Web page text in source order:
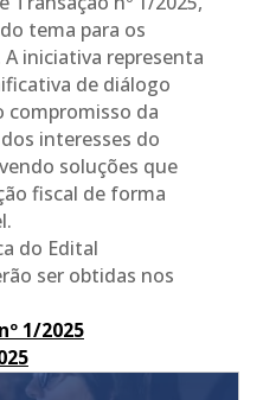
tema para os
iniciativa representa
de diálogo
da
interesses do
soluções que
fiscal de forma
do Edital
ser obtidas nos
1/2025